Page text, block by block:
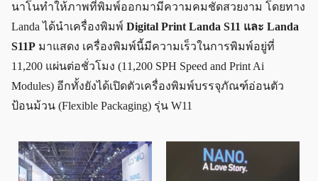
นาโนทำให้ภาพที่พิมพ์ออกมามีความคมชัดสวยงาม โดยทาง
Landa ได้นำเครื่องพิมพ์ Digital Print Landa S11 และ Landa
S11P มาแสดง เครื่องพิมพ์นี้มีความเร็วในการพิมพ์อยู่ที่
11,200 แผ่นต่อชั่วโมง (11,200 SPH Speed and Print Ai
Modules) อีกทั้งยังได้เปิดตัวเครื่องพิมพ์บรรจุภัณฑ์อ่อนตัว
ป้อนม้วน (Flexible Packaging) รุ่น W11